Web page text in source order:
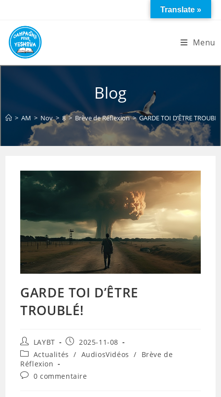
content
Menu
Blog
> AM > Nov > 8 > Brève de Réflexion > GARDE TOI D’ÊTRE
GARDE TOI D’ÊTRE
TROUBLÉ!
Auteur/autrice
de
la
publication :
LAYBT
Publication
publiée :
2025-11-08
Post
category:
Actualités / AudiosVidéos /
Brève de
Réflexion
Commentaires
0 commentaire
Translate »